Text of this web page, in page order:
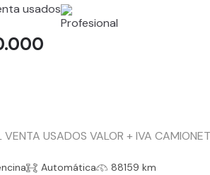
usados
VENTA USADOS VALOR + IVA
Automática 88159 km